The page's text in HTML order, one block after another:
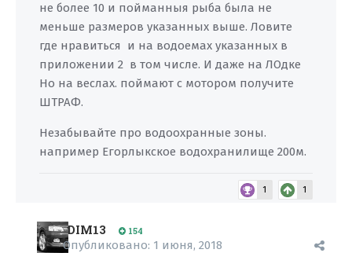
не более 10 и пойманныя рыба была не
меньше размеров указанных выше. Ловите
где нравиться и на водоемах указанных в
приложении 2 в том числе. И даже на ЛОдке
Но на веслах. поймают с мотором получите
ШТРАФ.
Незабывайте про водоохранные зоны.
например Егорлыкское водохранилище 200м.
1 1
DIM13 154
Опубликовано: 1 июня, 2018